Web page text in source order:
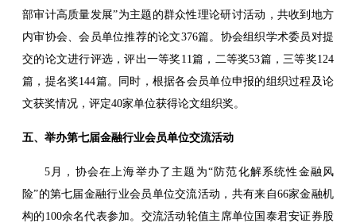
部审计高质量发展”为主题的群众性理论研讨活动，共收到地方
内审协会、会员单位推荐的论文376篇。协会组织学术委员对提
交的论文进行评选，评出一等奖11篇，二等奖53篇，三等奖124
篇，提名奖144篇。同时，根据各会员单位申报的组织过程及论
文获奖情况，评定40家单位获得论文组织奖。
五、举办第七届金融行业会员单位交流活动
5月，协会在上海举办了主题为“防范化解系统性金融风
险”的第七届金融行业会员单位交流活动，共有来自66家金融机
构的100余名代表参加。交流活动轮值主席单位国泰君安证券股